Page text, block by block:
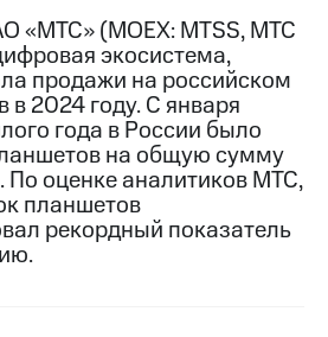
«МТС» (MOEX: MTSS, МТС
экосистема,
продажи на российском
2024 году. С января
года в России было
на общую сумму
По оценке аналитиков МТС,
планшетов
рекордный показатель